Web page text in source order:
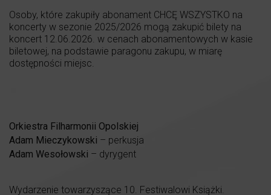
Osoby, które zakupiły abonament CHCĘ WSZYSTKO na
koncerty w sezonie 2025/2026 mogą zakupić bilety na
koncert 12.06.2026. w cenach abonamentowych w kasie
biletowej, na podstawie paragonu zakupu, w miarę
dostępności miejsc.
Orkiestra Filharmonii Opolskiej
Adam Mieczykowski – perkusja
Adam Wesołowski – dyrygent
Wydarzenie towarzyszące 10. Festiwalowi Książki.